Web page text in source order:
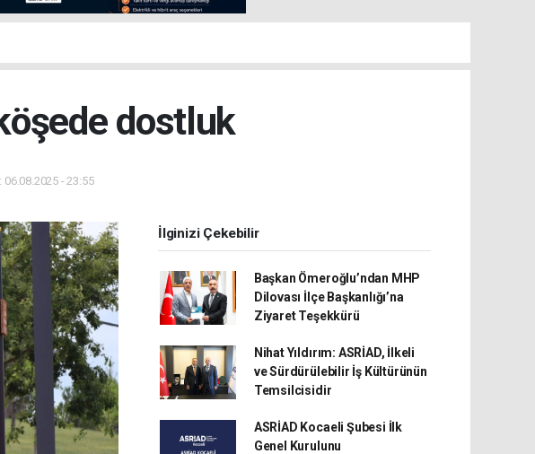
dostluk
06.08.2025 - 23:55
İlginizi Çekebilir
Başkan Ömeroğlu’ndan MHP
Dilovası İlçe Başkanlığı’na
Ziyaret Teşekkürü
Nihat Yıldırım: ASRİAD, İlkeli
ve Sürdürülebilir İş Kültürünün
Temsilcisidir
ASRİAD Kocaeli Şubesi İlk
Genel Kurulunu